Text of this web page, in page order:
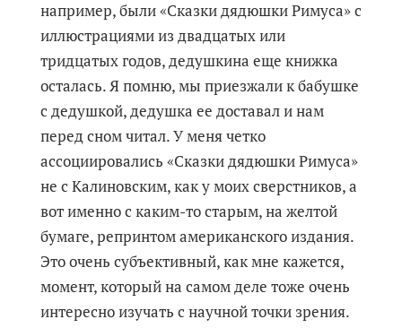
например, были «Сказки дядюшки Римуса» с
иллюстрациями из двадцатых или
тридцатых годов, дедушкина еще книжка
осталась. Я помню, мы приезжали к бабушке
с дедушкой, дедушка ее доставал и нам
перед сном читал. У меня четко
ассоциировались «Сказки дядюшки Римуса»
не с Калиновским, как у моих сверстников, а
вот именно с каким-то старым, на желтой
бумаге, репринтом американского издания.
Это очень субъективный, как мне кажется,
момент, который на самом деле тоже очень
интересно изучать с научной точки зрения.